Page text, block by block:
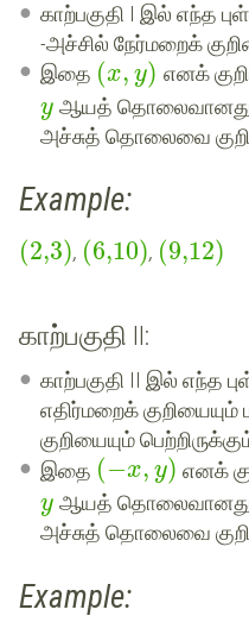
காற்பகுதி I இல் எந்த
-அச்சில் நேர்மறைக்
இதை (x, y) எனக்
y ஆயத் தொலைவானது
அச்சுத் தொலைவை
Example:
(2,3), (6,10), (9,12)
காற்பகுதி II:
காற்பகுதி II இல் எந்த
எதிர்மறைக் குறியையும்
குறியையும்
இதை (−x, y) எனக்
y ஆயத் தொலைவானது
அச்சுத் தொலைவை
Example: